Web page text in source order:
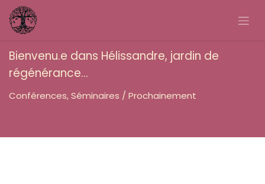
Se rendre au contenu
Bienvenu.e dans Hélissandre, jardin de
régénérance…
Conférences, Séminaires / Prochainement